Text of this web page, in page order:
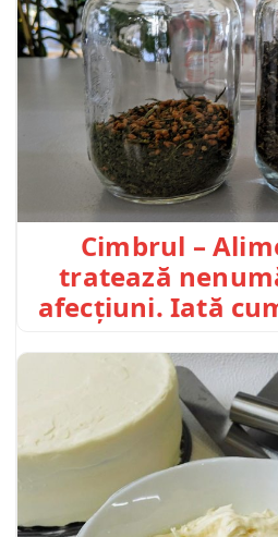
Cimbrul –
tratează
afecțiuni. Iată